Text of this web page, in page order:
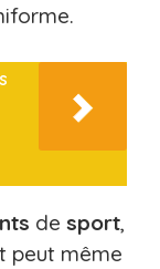
de sport,
peut même